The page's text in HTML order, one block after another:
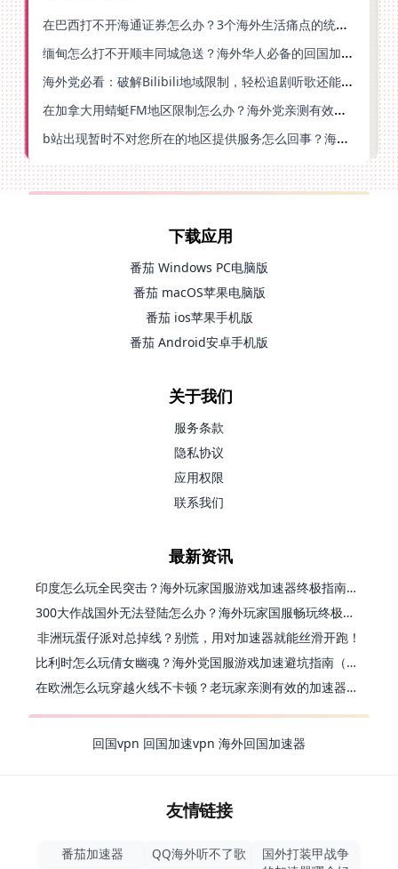
在巴西打不开海通证券怎么办？3个海外生活痛点的统一解决方案
缅甸怎么打不开顺丰同城急送？海外华人必备的回国加速指南（附B站会员游戏解决方案）
海外党必看：破解Bilibili地域限制，轻松追剧听歌还能流畅理财的实用指南
在加拿大用蜻蜓FM地区限制怎么办？海外党亲测有效的回国加速方案
b站出现暂时不对您所在的地区提供服务怎么回事？海外党亲测有效的回国加速方案
下载应用
番茄 Windows PC电脑版
番茄 macOS苹果电脑版
番茄 ios苹果手机版
番茄 Android安卓手机版
关于我们
服务条款
隐私协议
应用权限
联系我们
最新资讯
印度怎么玩全民突击？海外玩家国服游戏加速器终极指南（附原神延迟优化+精灵之境加速器选择）
300大作战国外无法登陆怎么办？海外玩家国服畅玩终极指南（附实测推荐）
非洲玩蛋仔派对总掉线？别慌，用对加速器就能丝滑开跑！
比利时怎么玩倩女幽魂？海外党国服游戏加速避坑指南（附实测推荐）
在欧洲怎么玩穿越火线不卡顿？老玩家亲测有效的加速器选择指南
回国vpn 回国加速vpn 海外回国加速器
友情链接
番茄加速器 QQ海外听不了歌
国外打装甲战争